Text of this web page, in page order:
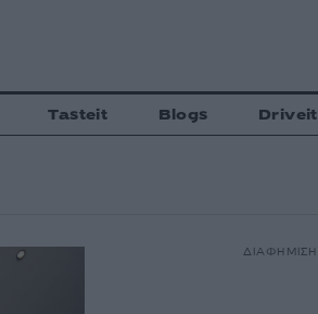
Tasteit Blogs Driveit
ΔΙΑΦΗΜΙΣΗ